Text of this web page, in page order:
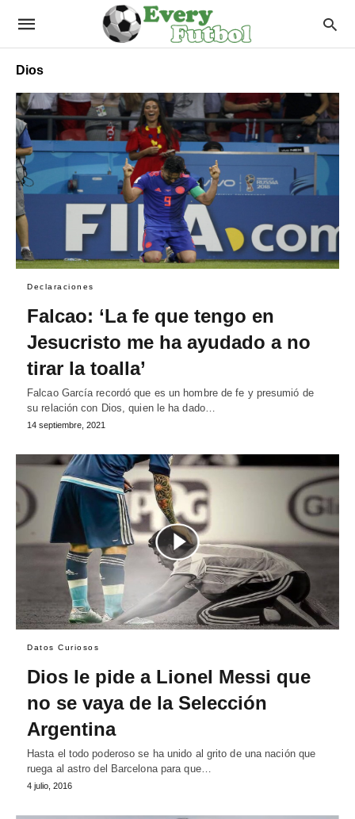
Dios
Declaraciones
Falcao: ‘La fe que tengo en
Jesucristo me ha ayudado a no
tirar la toalla’
Falcao García recordó que es un hombre de fe y presumió de
su relación con Dios, quien le ha dado…
14 septiembre, 2021
Datos Curiosos
Dios le pide a Lionel Messi que
no se vaya de la Selección
Argentina
Hasta el todo poderoso se ha unido al grito de una nación que
ruega al astro del Barcelona para que…
4 julio, 2016